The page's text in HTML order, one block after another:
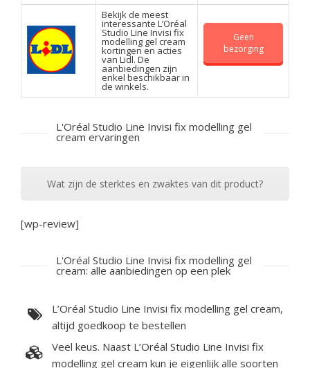
Bekijk de meest
interessante L’Oréal
Studio Line Invisi fix
modelling gel cream
kortingen en acties
van Lidl. De
aanbiedingen zijn
enkel beschikbaar in
de winkels.
Geen
bezorging
L'Oréal Studio Line Invisi fix modelling gel
cream ervaringen
Wat zijn de sterktes en zwaktes van dit product?
[wp-review]
L'Oréal Studio Line Invisi fix modelling gel
cream: alle aanbiedingen op een plek
L’Oréal Studio Line Invisi fix modelling gel cream,
altijd goedkoop te bestellen
Veel keus. Naast L’Oréal Studio Line Invisi fix
modelling gel cream kun je eigenlijk alle soorten